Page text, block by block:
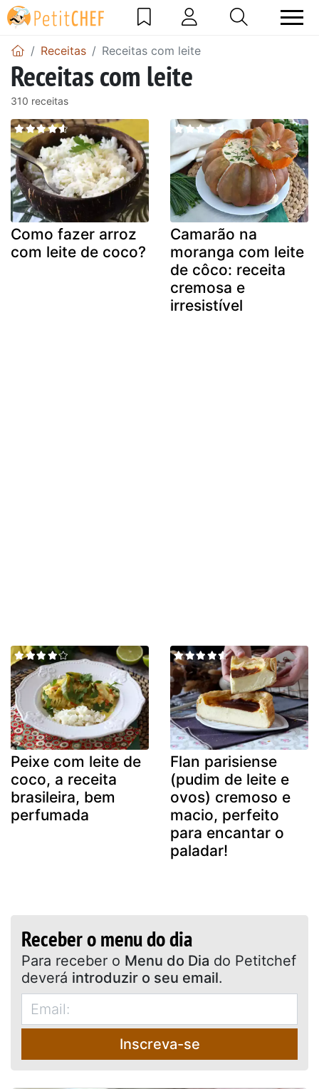
Receitas Receitas com leite
Receitas com leite
310 receitas
Como fazer arroz
com leite de coco?
Camarão na
moranga com leite
de côco: receita
cremosa e
irresistível
Peixe com leite de
coco, a receita
brasileira, bem
perfumada
Flan parisiense
(pudim de leite e
ovos) cremoso e
macio, perfeito
para encantar o
paladar!
Receber o menu do dia
Para receber o Menu do Dia do Petitchef
deverá introduzir o seu email.
Inscreva-se